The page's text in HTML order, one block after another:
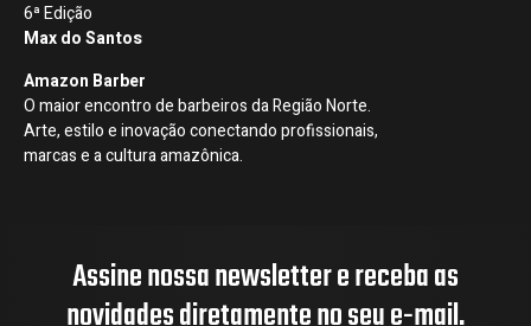
6ª Edição
Max do Santos
Amazon Barber
O maior encontro de barbeiros da Região Norte.
Arte, estilo e inovação conectando profissionais,
marcas e a cultura amazônica.
Assine nossa newsletter e receba as